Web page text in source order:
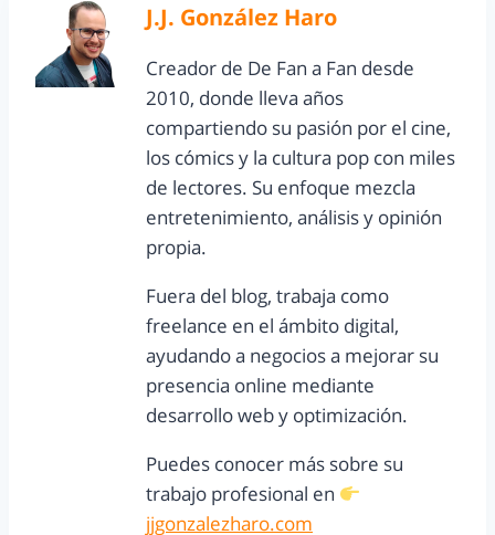
J.J. González Haro
Creador de De Fan a Fan desde
2010, donde lleva años
compartiendo su pasión por el cine,
los cómics y la cultura pop con miles
de lectores. Su enfoque mezcla
entretenimiento, análisis y opinión
propia.
Fuera del blog, trabaja como
freelance en el ámbito digital,
ayudando a negocios a mejorar su
presencia online mediante
desarrollo web y optimización.
Puedes conocer más sobre su
trabajo profesional en
jjgonzalezharo.com